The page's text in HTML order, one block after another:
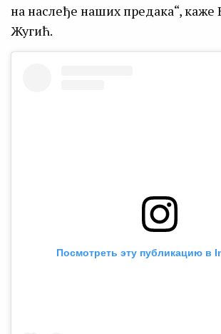
на наслеђе наших предака“, каже
Жугић.
Посмотреть эту публикацию в